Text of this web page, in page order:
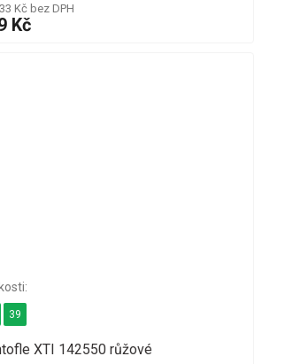
Kč bez DPH
Kč
XTI 142550 růžové
39